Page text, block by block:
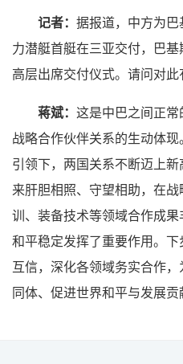
记者： 据报道，中方为巴
力潜艇首艇在三亚交付，巴
高层出席交付仪式。请问对此
蒋斌： 这是中巴之间正
战略合作伙伴关系的生动体
引领下，两国关系不断迈上
来肝胆相照、守望相助，在
训、装备技术等领域合作成
和平稳定发挥了重要作用。
互信，深化各领域务实合作
同体、促进世界和平与发展贡